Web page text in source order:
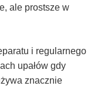
ale prostsze w
i regularnego
upałów gdy
znacznie